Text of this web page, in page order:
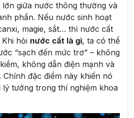
lớn giữa nước thông thường và
phần. Nếu nước sinh hoạt
magie, sắt… thì nước cất
hỏi nước cất là gì, ta có thể
“sạch đến mức trơ” – không
không dẫn điện mạnh và
đặc điểm này khiến nó
tưởng trong thí nghiệm khoa